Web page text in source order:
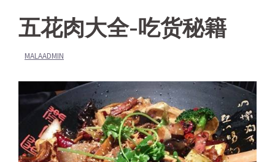
五花肉大全-吃货秘籍
MALAADMIN